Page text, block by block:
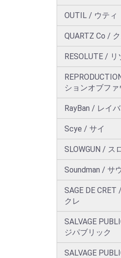
OUTIL / ウティ
QUARTZ Co /
RESOLUTE / リ
ションオブファ
RayBan / レイ
Scye / サイ
SLOWGUN / ス
Soundman / サ
SAGE DE
クレ
SALVAGE
ジパブリック
SALVAGE